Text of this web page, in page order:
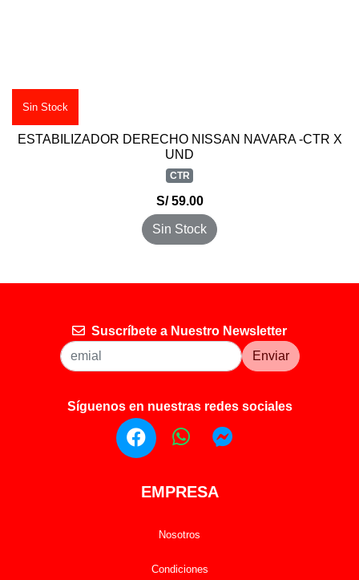
Sin Stock
ESTABILIZADOR DERECHO NISSAN NAVARA -CTR X
UND
CTR
S/ 59.00
Sin Stock
Suscríbete a Nuestro Newsletter
Enviar
Síguenos en nuestras redes sociales
EMPRESA
Nosotros
Condiciones